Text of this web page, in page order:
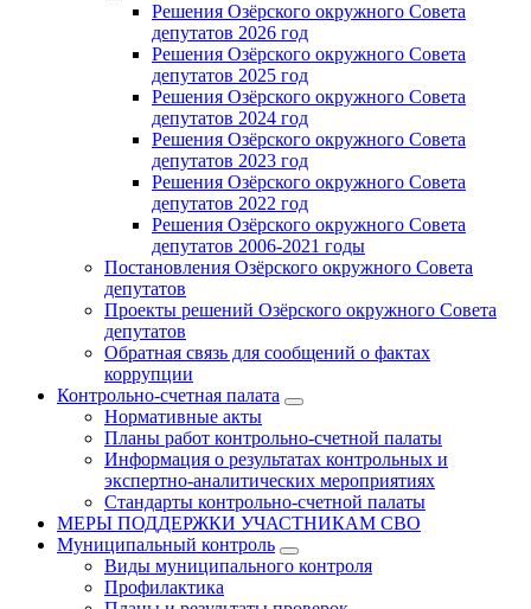
Решения Озёрского окружного Совета
депутатов 2026 год
Решения Озёрского окружного Совета
депутатов 2025 год
Решения Озёрского окружного Совета
депутатов 2024 год
Решения Озёрского окружного Совета
депутатов 2023 год
Решения Озёрского окружного Совета
депутатов 2022 год
Решения Озёрского окружного Совета
депутатов 2006-2021 годы
Постановления Озёрского окружного Совета
депутатов
Проекты решений Озёрского окружного Совета
депутатов
Обратная связь для сообщений о фактах
коррупции
Контрольно-счетная палата
Нормативные акты
Планы работ контрольно-счетной палаты
Информация о результатах контрольных и
экспертно-аналитических мероприятиях
Стандарты контрольно-счетной палаты
МЕРЫ ПОДДЕРЖКИ УЧАСТНИКАМ СВО
Муниципальный контроль
Виды муниципального контроля
Профилактика